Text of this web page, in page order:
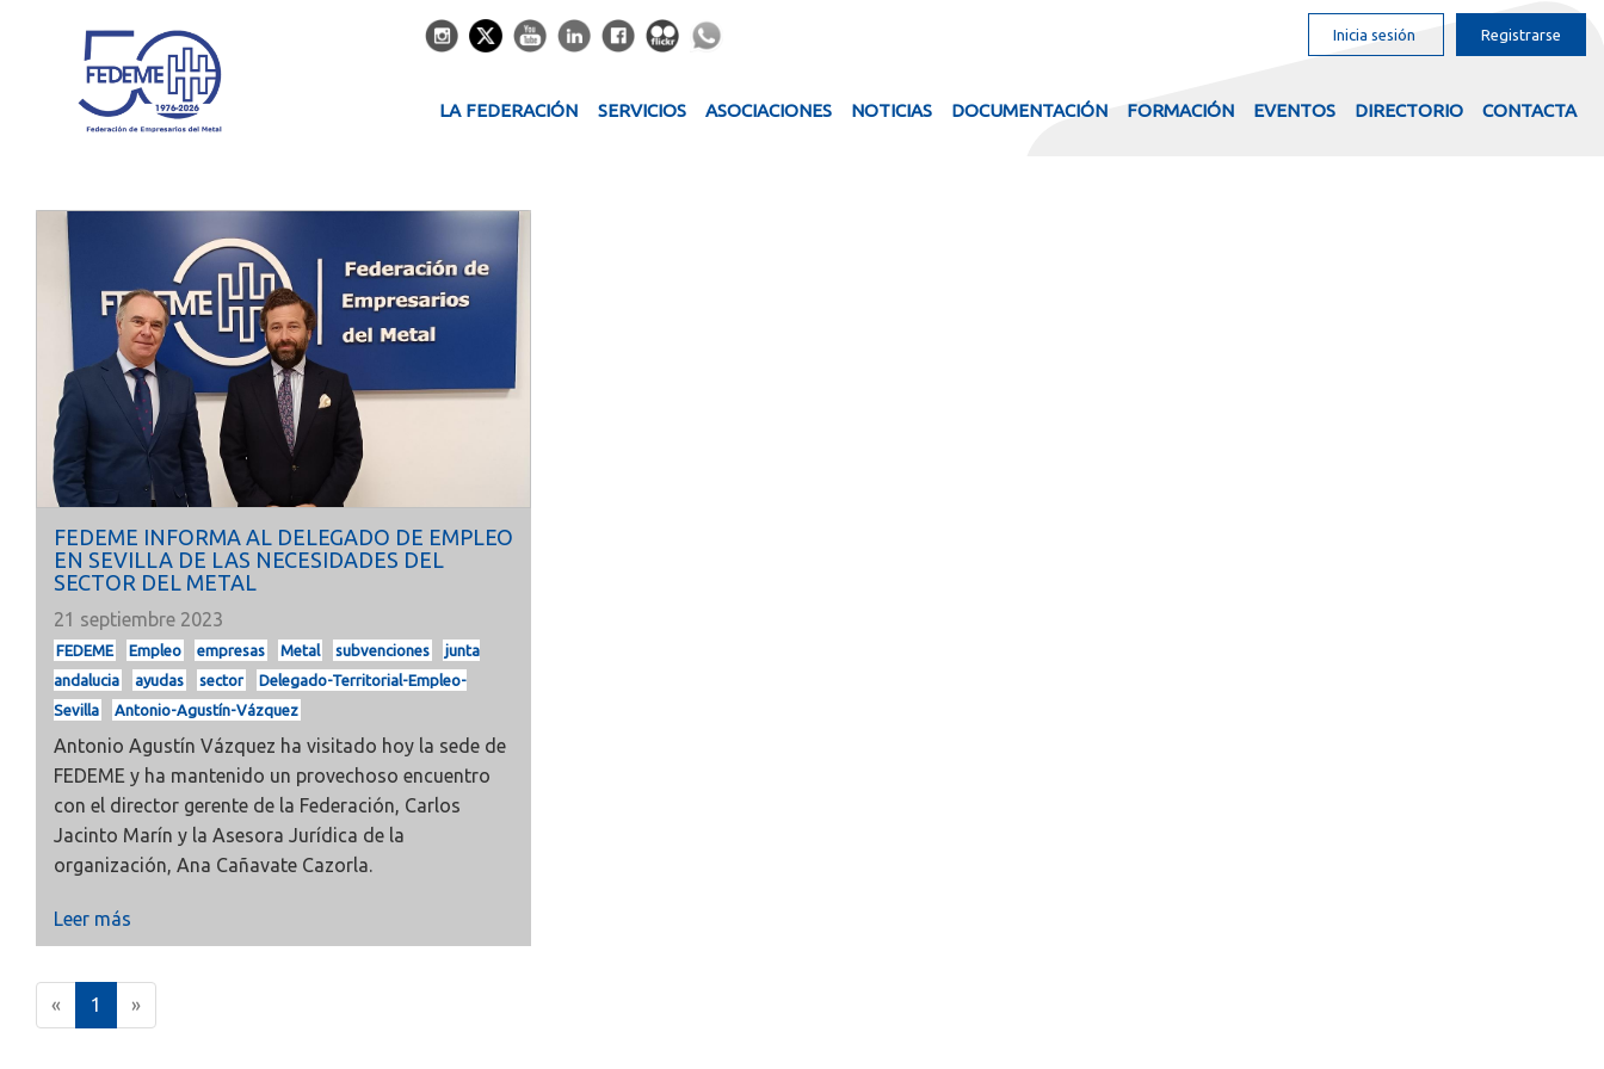
Inicia sesión Registrarse
LA FEDERACIÓN SERVICIOS ASOCIACIONES NOTICIAS DOCUMENTACIÓN FORMACIÓN EVENTOS DIRECTORIO CONTACTA
FEDEME INFORMA AL DELEGADO DE EMPLEO
EN SEVILLA DE LAS NECESIDADES DEL
SECTOR DEL METAL
21 septiembre 2023
FEDEME Empleo empresas Metal subvenciones
junta
andalucia
ayudas sector
Delegado-Territorial-Empleo-
Sevilla
Antonio-Agustín-Vázquez
Antonio Agustín Vázquez ha visitado hoy la sede de
FEDEME y ha mantenido un provechoso encuentro
con el director gerente de la Federación, Carlos
Jacinto Marín y la Asesora Jurídica de la
organización, Ana Cañavate Cazorla.
Leer más
« 1
c
»